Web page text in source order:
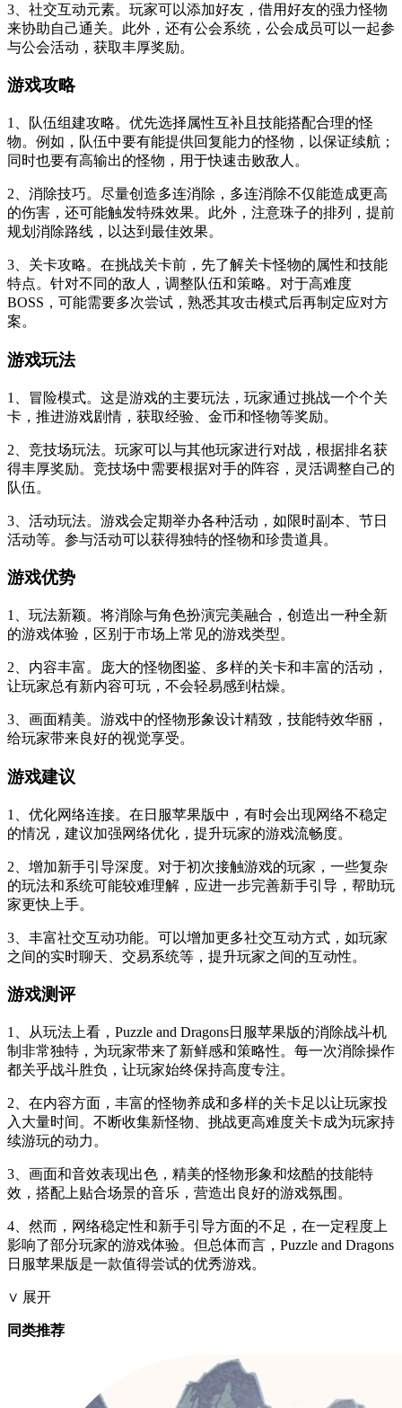
3、社交互动元素。玩家可以添加好友，借用好友的强力怪物
来协助自己通关。此外，还有公会系统，公会成员可以一起参
与公会活动，获取丰厚奖励。
游戏攻略
1、队伍组建攻略。优先选择属性互补且技能搭配合理的怪
物。例如，队伍中要有能提供回复能力的怪物，以保证续航；
同时也要有高输出的怪物，用于快速击败敌人。
2、消除技巧。尽量创造多连消除，多连消除不仅能造成更高
的伤害，还可能触发特殊效果。此外，注意珠子的排列，提前
规划消除路线，以达到最佳效果。
3、关卡攻略。在挑战关卡前，先了解关卡怪物的属性和技能
特点。针对不同的敌人，调整队伍和策略。对于高难度
BOSS，可能需要多次尝试，熟悉其攻击模式后再制定应对方
案。
游戏玩法
1、冒险模式。这是游戏的主要玩法，玩家通过挑战一个个关
卡，推进游戏剧情，获取经验、金币和怪物等奖励。
2、竞技场玩法。玩家可以与其他玩家进行对战，根据排名获
得丰厚奖励。竞技场中需要根据对手的阵容，灵活调整自己的
队伍。
3、活动玩法。游戏会定期举办各种活动，如限时副本、节日
活动等。参与活动可以获得独特的怪物和珍贵道具。
游戏优势
1、玩法新颖。将消除与角色扮演完美融合，创造出一种全新
的游戏体验，区别于市场上常见的游戏类型。
2、内容丰富。庞大的怪物图鉴、多样的关卡和丰富的活动，
让玩家总有新内容可玩，不会轻易感到枯燥。
3、画面精美。游戏中的怪物形象设计精致，技能特效华丽，
给玩家带来良好的视觉享受。
游戏建议
1、优化网络连接。在日服苹果版中，有时会出现网络不稳定
的情况，建议加强网络优化，提升玩家的游戏流畅度。
2、增加新手引导深度。对于初次接触游戏的玩家，一些复杂
的玩法和系统可能较难理解，应进一步完善新手引导，帮助玩
家更快上手。
3、丰富社交互动功能。可以增加更多社交互动方式，如玩家
之间的实时聊天、交易系统等，提升玩家之间的互动性。
游戏测评
1、从玩法上看，Puzzle and Dragons日服苹果版的消除战斗机
制非常独特，为玩家带来了新鲜感和策略性。每一次消除操作
都关乎战斗胜负，让玩家始终保持高度专注。
2、在内容方面，丰富的怪物养成和多样的关卡足以让玩家投
入大量时间。不断收集新怪物、挑战更高难度关卡成为玩家持
续游玩的动力。
3、画面和音效表现出色，精美的怪物形象和炫酷的技能特
效，搭配上贴合场景的音乐，营造出良好的游戏氛围。
4、然而，网络稳定性和新手引导方面的不足，在一定程度上
影响了部分玩家的游戏体验。但总体而言，Puzzle and Dragons
日服苹果版是一款值得尝试的优秀游戏。
∨ 展开
同类推荐